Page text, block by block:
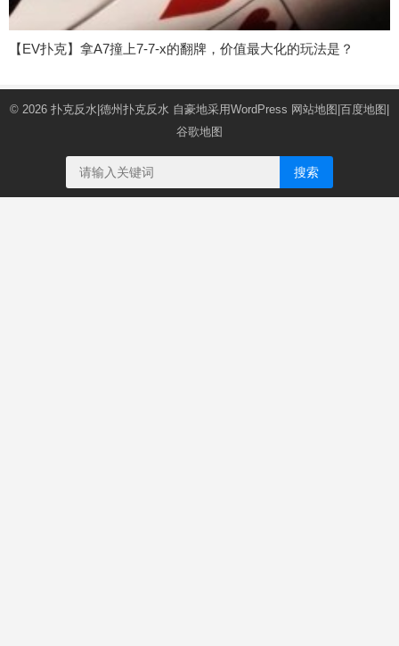
【EV扑克】拿A7撞上7-7-x的翻牌，价值最大化的玩法是？
© 2026 扑克反水|德州扑克反水 自豪地采用WordPress 网站地图 百度地图
谷歌地图
搜索